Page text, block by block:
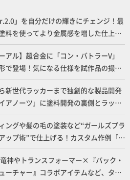
」を自分だけの輝きにチェンジ！最
料を使ってより金属感を増した仕上が
み】
アル】超合金に「コン・バトラーV」
で登場！気になる仕様を試作品の撮り
!!さらに「大鉄人17」＆「ワンエイ
もお届け！【超合金の魂】
新世代ラッカーまで独創的な製品開発
アノーツ」に塗料開発の裏側とラッカ
ついてインタビュー！
ングや髪の毛の塗装など“ガールズプラ
ップ術”で仕上げる！カスタム作例「白
」が完成！【「アルカナディアプラモ
」～8月17日（月）11:59まで応募受付
神やトランスフォーマー×『バック・
ーチャー』コラボアイテムなど、タカ